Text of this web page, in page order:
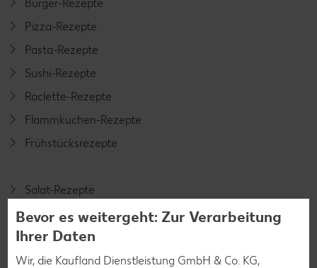
Burger-Rezepte
Pizza-Rezepte
Pasta-Rezepte
Sushi-Rezepte
Raclette-Rezepte
Flammkuchen-Rezepte
Frühstücksrezepte
Salat-Rezepte
Spargel-Rezepte
Fleisch-Rezepte
Fisch-Rezepte
Bevor es weitergeht: Zur Verarbeitung
Ihrer Daten
Wir, die Kaufland Dienstleistung GmbH & Co. KG,